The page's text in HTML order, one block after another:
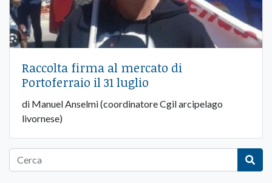
Raccolta firma al mercato di
Portoferraio il 31 luglio
di Manuel Anselmi (coordinatore Cgil arcipelago
livornese)